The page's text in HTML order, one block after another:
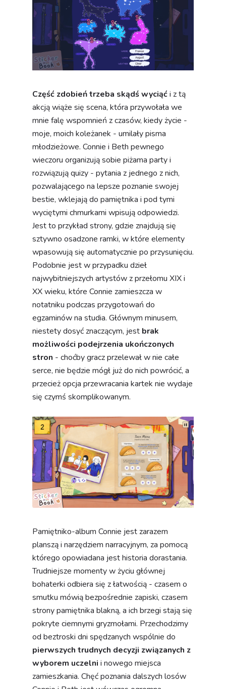
Część zdobień trzeba skądś wyciąći z tą
akcją wiąże się scena, która przywołała we
mnie falę wspomnień z czasów, kiedy życie -
moje, moich koleżanek - umilały pisma
młodzieżowe. Connie i Beth pewnego
wieczoru organizują sobie piżama party i
rozwiązują quizy - pytania z jednego z nich,
pozwalającego na lepsze poznanie swojej
bestie, wklejają do pamiętnika i pod tymi
wyciętymi chmurkami wpisują odpowiedzi.
Jest to przykład strony, gdzie znajdują się
sztywno osadzone ramki, w które elementy
wpasowują się automatycznie po przysunięciu.
Podobnie jest w przypadku dzieł
najwybitniejszych artystów z przełomu XIX i
XX wieku, które Connie zamieszcza w
notatniku podczas przygotowań do
egzaminów na studia. Głównym minusem,
niestety dosyć znaczącym, jest brak
możliwości podejrzenia ukończonych
stron - choćby gracz przelewał w nie całe
serce, nie będzie mógł już do nich powrócić, a
przecież opcja przewracania kartek nie wydaje
się czymś skomplikowanym.
Pamiętniko-album Connie jest zarazem
planszą i narzędziem narracyjnym, za pomocą
którego opowiadana jest historia dorastania.
Trudniejsze momenty w życiu głównej
bohaterki odbiera się z łatwością - czasem o
smutku mówią bezpośrednie zapiski, czasem
strony pamiętnika blakną, a ich brzegi stają się
pokryte ciemnymi gryzmołami. Przechodzimy
od beztroski dni spędzanych wspólnie do
pierwszych trudnych decyzji związanych z
wyborem uczelni i nowego miejsca
zamieszkania. Chęć poznania dalszych losów